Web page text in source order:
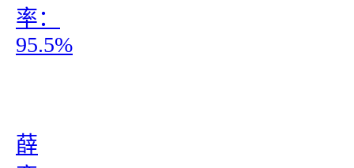
率：
95.5%
薛